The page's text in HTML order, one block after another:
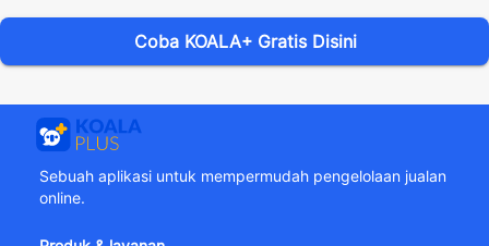
Coba KOALA+ Gratis Disini
Sebuah aplikasi untuk mempermudah pengelolaan jualan
online.